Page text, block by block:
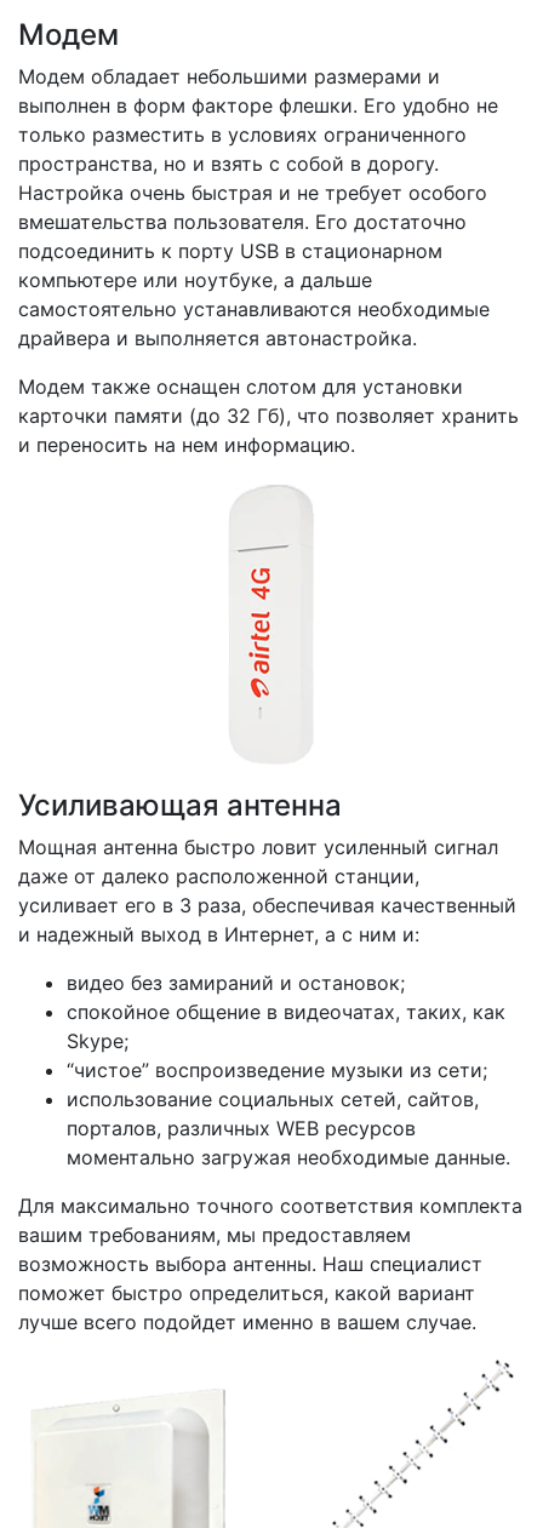
Модем
Модем обладает небольшими размерами и
выполнен в форм факторе флешки. Его удобно не
только разместить в условиях ограниченного
пространства, но и взять с собой в дорогу.
Настройка очень быстрая и не требует особого
вмешательства пользователя. Его достаточно
подсоединить к порту USB в стационарном
компьютере или ноутбуке, а дальше
самостоятельно устанавливаются необходимые
драйвера и выполняется автонастройка.
Модем также оснащен слотом для установки
карточки памяти (до 32 Гб), что позволяет хранить
и переносить на нем информацию.
Усиливающая антенна
Мощная антенна быстро ловит усиленный сигнал
даже от далеко расположенной станции,
усиливает его в 3 раза, обеспечивая качественный
и надежный выход в Интернет, а с ним и:
видео без замираний и остановок;
спокойное общение в видеочатах, таких, как
Skype;
“чистое” воспроизведение музыки из сети;
использование социальных сетей, сайтов,
порталов, различных WEB ресурсов
моментально загружая необходимые данные.
Для максимально точного соответствия комплекта
вашим требованиям, мы предоставляем
возможность выбора антенны. Наш специалист
поможет быстро определиться, какой вариант
лучше всего подойдет именно в вашем случае.